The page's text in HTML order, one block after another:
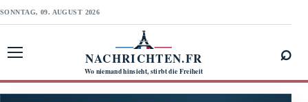
SONNTAG, 09. AUGUST 2026
NACHRICHTEN.FR
Wo niemand hinsieht, stirbt die Freiheit
⌕